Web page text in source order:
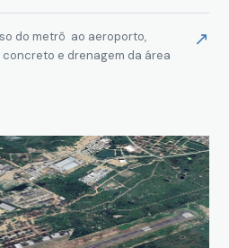
do metrô ao aeroporto,
e drenagem da área
↗